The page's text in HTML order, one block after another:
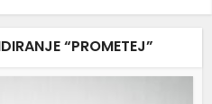
“PROMETEJ”